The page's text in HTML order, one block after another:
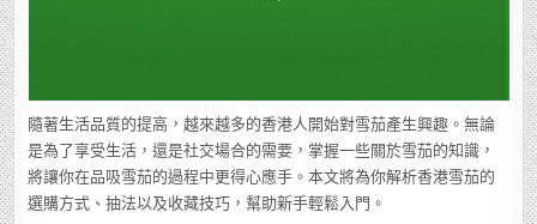
隨著生活品質的提高，越來越多的香港人開始對雪茄產生興趣。無論
是為了享受生活，還是社交場合的需要，掌握一些關於雪茄的知識，
將讓你在品吸雪茄的過程中更得心應手。本文將為你解析香港雪茄的
選購方式、抽法以及收藏技巧，幫助新手輕鬆入門。